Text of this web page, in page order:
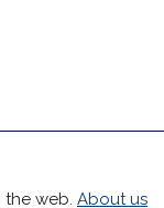
web. About us